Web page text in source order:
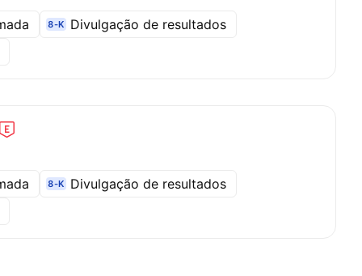
8-K Divulgação de resultados
8-K Divulgação de resultados